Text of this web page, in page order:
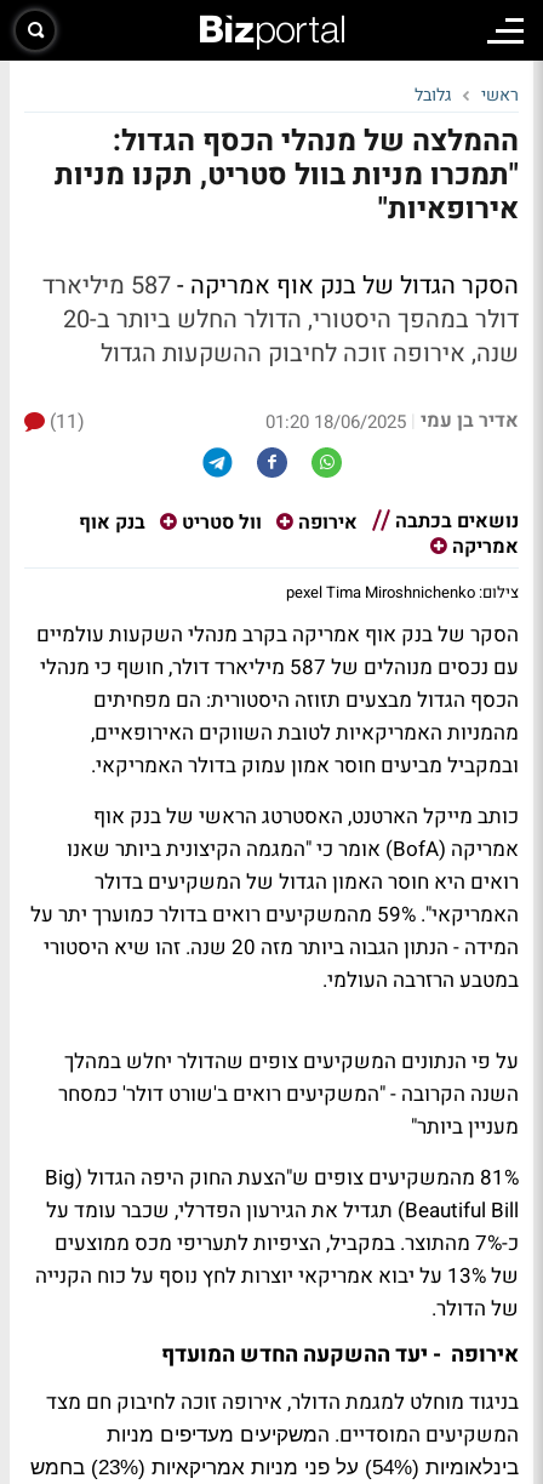
ראשי גלובל
ההמלצה של מנהלי הכסף הגדול:
"תמכרו מניות בוול סטריט, תקנו מניות
אירופאיות"
הסקר הגדול של בנק אוף אמריקה -
587 מיליארד
דולר במהפך היסטורי, הדולר החלש ביותר ב-20
שנה, אירופה זוכה לחיבוק ההשקעות הגדול
אדיר בן עמי |
18/06/2025 01:20
(11)
נושאים בכתבה אירופה וול סטריט
בנק אוף
אמריקה
צילום: pexel Tima Miroshnichenko
הסקר של בנק אוף אמריקה בקרב מנהלי השקעות עולמיים
עם נכסים מנוהלים של 587 מיליארד דולר, חושף כי מנהלי
הכסף הגדול מבצעים תזוזה היסטורית: הם מפחיתים
מהמניות האמריקאיות לטובת השווקים האירופאיים,
ובמקביל מביעים חוסר אמון עמוק בדולר האמריקאי.
כותב מייקל הארטנט, האסטרטג הראשי של בנק אוף
אמריקה (BofA) אומר כי "המגמה הקיצונית ביותר שאנו
רואים היא חוסר האמון הגדול של המשקיעים בדולר
האמריקאי". 59% מהמשקיעים רואים בדולר כמוערך יתר על
המידה - הנתון הגבוה ביותר מזה 20 שנה. זהו שיא היסטורי
במטבע הרזרבה העולמי.
על פי הנתונים המשקיעים צופים שהדולר יחלש במהלך
השנה הקרובה - "המשקיעים רואים ב'שורט דולר' כמסחר
מעניין ביותר"
81% מהמשקיעים צופים ש"הצעת החוק היפה הגדול (Big
Beautiful Bill) תגדיל את הגירעון הפדרלי, שכבר עומד על
כ-7% מהתוצר. במקביל, הציפיות לתעריפי מכס ממוצעים
של 13% על יבוא אמריקאי יוצרות לחץ נוסף על כוח הקנייה
של הדולר.
אירופה - יעד ההשקעה החדש המועדף
בניגוד מוחלט למגמת הדולר, אירופה זוכה לחיבוק חם מצד
המשקיעים המוסדיים. המשקיעים מעדיפים מניות
בינלאומיות (54%) על פני מניות אמריקאיות (23%) בחמש